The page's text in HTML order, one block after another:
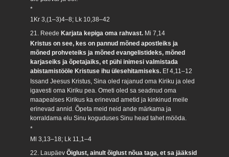
*
1Kr 3,(1–3)4–8; Lk 10,38–42
21. ReedeKarjata kepiga oma rahvast. Mi 7,14
Kristus on see, kes on pannud mõned apostleiks ja
mõned prohveteiks ja mõned evangelistideks, mõned
karjaseiks ja õpetajaiks, et pühi inimesi valmistada
abistamistööle Kristuse ihu ülesehitamiseks. Ef 4,11–12
Issand Jeesus Kristus, Sina oled rajanud oma Kiriku ja oled
igavesti oma Kiriku pea. Ometi oled sa seadnud oma
maapealses Kirikus ka erinevad ametid ja kinkinud meile
erinevad annid. Õpeta meid neid ande märkama ja
korraldama elu Sinu koguduses Sinu head tahet mööda.
*
Ml 3,13–18; Lk 11,1–4
22. LaupäevÕiglust, ainult õiglust nõua taga, et sa jääksid